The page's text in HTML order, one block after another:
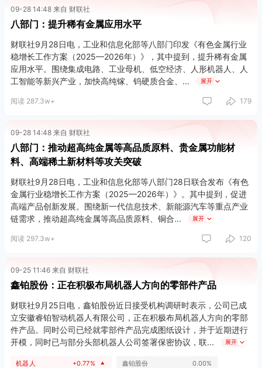
09-28 14:48 来自 财联社
八部门：提升稀有金属应用水平
财联社9月28日电，工业和信息化部等八部门印发《有色金属行业
稳增长工作方案（2025—2026年）》，其中提到，提升稀有金属
应用水平。围绕集成电路、工业母机、低空经济、人形机器人、人
工智能等新兴产业，加快高纯镓、钨硬质合金、
展开
阅读 287.3w+ 179
09-28 14:48 来自 财联社
八部门：推动超高纯金属等高品质原料、贵金属功能材
料、高端稀土新材料等攻关突破
财联社9月28日电，工业和信息化部等八部门28日联合发布《有色
金属行业稳增长工作方案（2025—2026年）》。其中提到，促进
高端产品创新发展。围绕新一代信息技术、新能源汽车等重点产业
链需求，推动超高纯金属等高品质原料、铜合
展开
阅读 297.3w+ 120
09-25 11:46 来自 财联社
鑫铂股份：正在积极布局机器人方向的零部件产品
财联社9月25日电，鑫铂股份近日接受机构调研时表示，公司已成
立安徽睿铂智动机器人有限公司，正在积极布局机器人方向的零部
件产品。同时公司已经就零部件产品完成图纸设计，并于近期进行
开模，同时已与部分头部机器人公司签署保密协议，联
展开
机器人 +0.77% ▲ 鑫铂股份 0.00%